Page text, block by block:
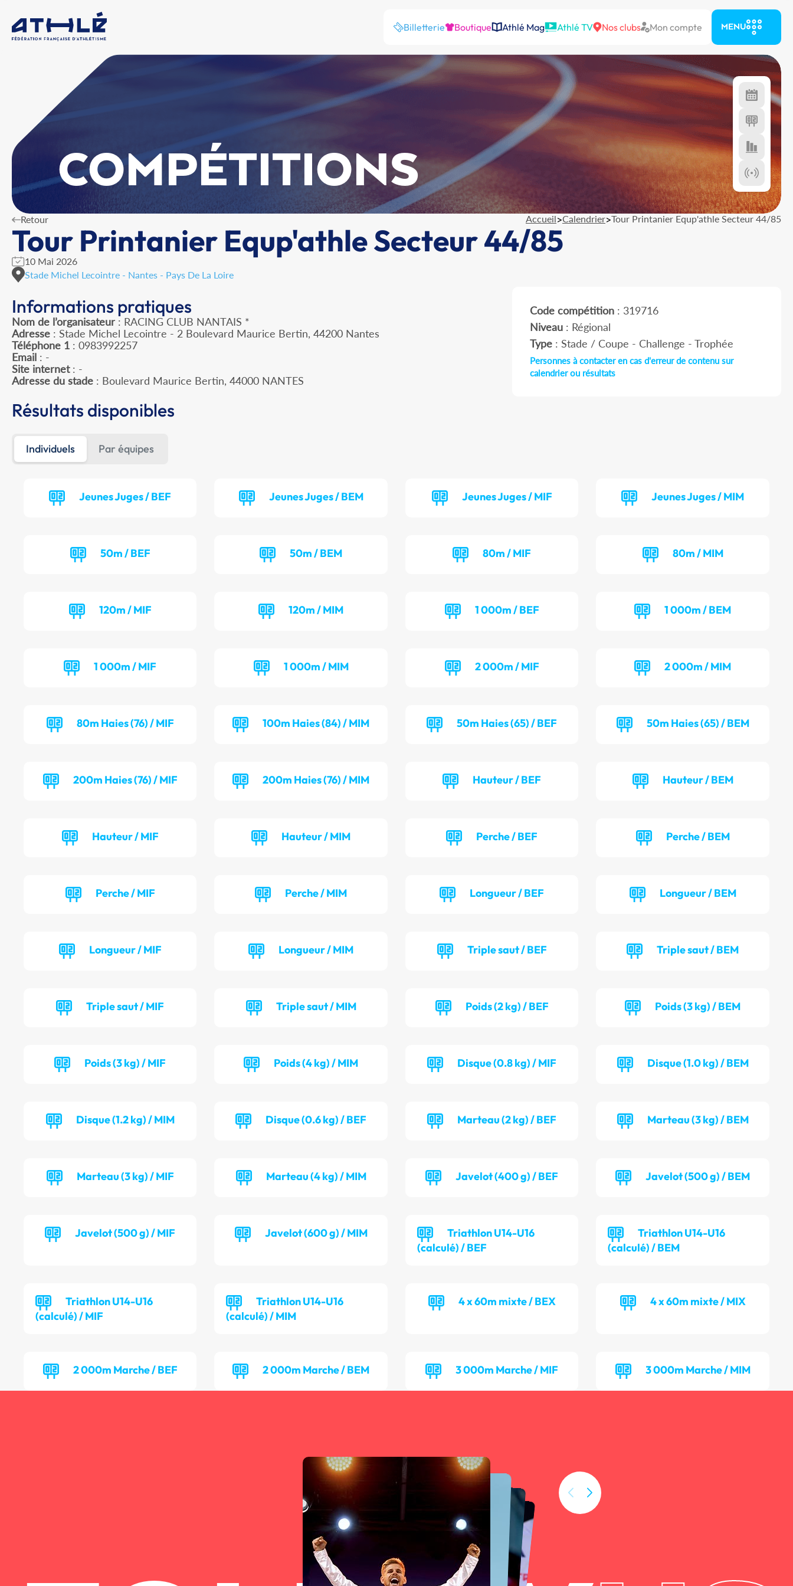
Billetterie Boutique Athlé Mag Athlé TV Nos clubs Mon compte MENU
COMPÉTITIONS
Retour Accueil>Calendrier>Tour Printanier Equp'athle Secteur 44/85
Tour Printanier Equp'athle Secteur 44/85
10 Mai 2026
Stade Michel Lecointre - Nantes - Pays De La Loire
Informations pratiques
Nom de l’organisateur : RACING CLUB NANTAIS *
Adresse : Stade Michel Lecointre - 2 Boulevard Maurice Bertin, 44200 Nantes
Téléphone 1 : 0983992257
Email : -
Site internet: -
Adresse du stade : Boulevard Maurice Bertin, 44000 NANTES
Code compétition: 319716
Niveau: Régional
Type: Stade / Coupe - Challenge - Trophée
Personnes à contacter en cas d'erreur de contenu sur
calendrier ou résultats
Résultats disponibles
Individuels Par équipes
Jeunes Juges / BEF Jeunes Juges / BEM Jeunes Juges / MIF Jeunes Juges / MIM
50m / BEF 50m / BEM 80m / MIF 80m / MIM
120m / MIF 120m / MIM 1 000m / BEF 1 000m / BEM
1 000m / MIF 1 000m / MIM 2 000m / MIF 2 000m / MIM
80m Haies (76) / MIF 100m Haies (84) / MIM 50m Haies (65) / BEF 50m Haies (65) / BEM
200m Haies (76) / MIF 200m Haies (76) / MIM Hauteur / BEF Hauteur / BEM
Hauteur / MIF Hauteur / MIM Perche / BEF Perche / BEM
Perche / MIF Perche / MIM Longueur / BEF Longueur / BEM
Longueur / MIF Longueur / MIM Triple saut / BEF Triple saut / BEM
Triple saut / MIF Triple saut / MIM Poids (2 kg) / BEF Poids (3 kg) / BEM
Poids (3 kg) / MIF Poids (4 kg) / MIM Disque (0.8 kg) / MIF Disque (1.0 kg) / BEM
Disque (1.2 kg) / MIM Disque (0.6 kg) / BEF Marteau (2 kg) / BEF Marteau (3 kg) / BEM
Marteau (3 kg) / MIF Marteau (4 kg) / MIM Javelot (400 g) / BEF Javelot (500 g) / BEM
Javelot (500 g) / MIF Javelot (600 g) / MIM
Triathlon U14-U16
(calculé) / BEF
Triathlon U14-U16
(calculé) / BEM
Triathlon U14-U16
(calculé) / MIF
Triathlon U14-U16
(calculé) / MIM
4 x 60m mixte / BEX 4 x 60m mixte / MIX
2 000m Marche / BEF 2 000m Marche / BEM 3 000m Marche / MIF 3 000m Marche / MIM